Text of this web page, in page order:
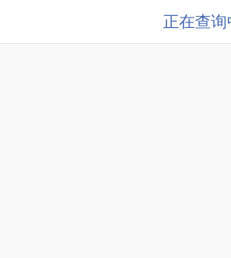
正在查询